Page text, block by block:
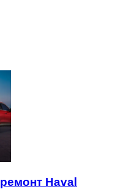
Haval